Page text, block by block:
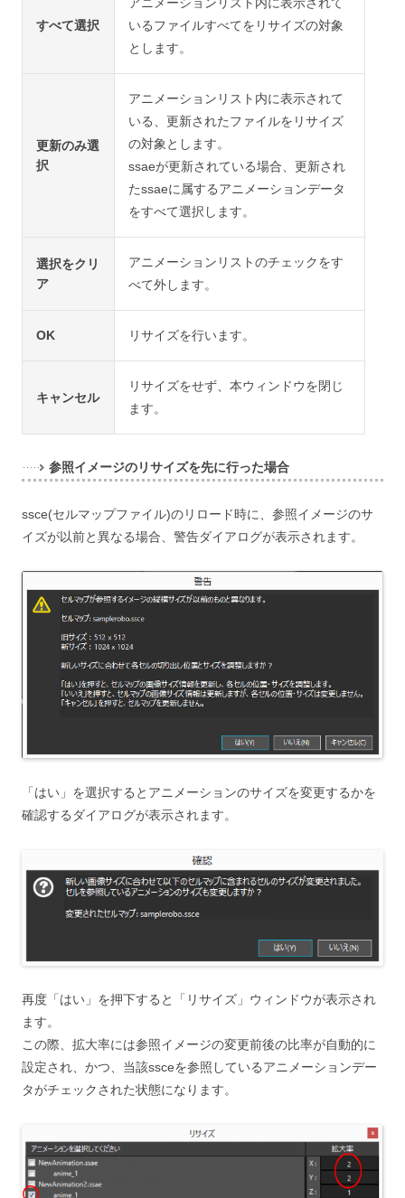
すべて選択
いるファイルすべてをリサイズの対象
とします。
更新のみ選
択
アニメーションリスト内に表示されて
いる、更新されたファイルをリサイズ
の対象とします。
ssaeが更新されている場合、更新され
たssaeに属するアニメーションデータ
をすべて選択します。
選択をクリ
ア
アニメーションリストのチェックをす
べて外します。
OK リサイズを行います。
キャンセル
リサイズをせず、本ウィンドウを閉じ
ます。
参照イメージのリサイズを先に行った場合
ssce(セルマップファイル)のリロード時に、参照イメージのサ
イズが以前と異なる場合、警告ダイアログが表示されます。
「はい」を選択するとアニメーションのサイズを変更するかを
確認するダイアログが表示されます。
再度「はい」を押下すると「リサイズ」ウィンドウが表示され
ます。
この際、拡大率には参照イメージの変更前後の比率が自動的に
設定され、かつ、当該ssceを参照しているアニメーションデー
タがチェックされた状態になります。